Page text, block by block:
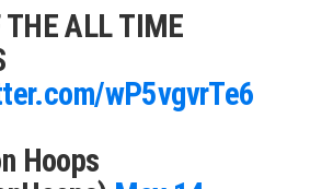
THE ALL TIME
wP5vgvrTe6
Hoops